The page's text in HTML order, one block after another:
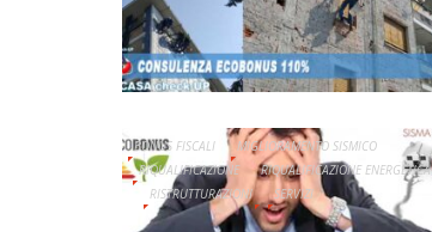
BONUS FISCALI
MIGLIORAMENTO SISMICO
RIQUALIFICAZIONE
RIQUALIFICAZIONE ENERGETICA
RISTRUTTURAZIONI
SERVIZI